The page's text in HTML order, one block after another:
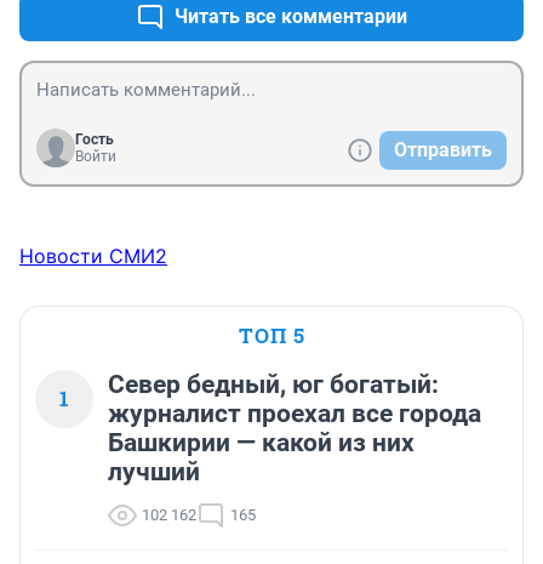
Читать все комментарии
Гость
Войти
Отправить
Новости СМИ2
ТОП 5
1
Север бедный, юг богатый:
журналист проехал все города
Башкирии — какой из них
лучший
102 162 165